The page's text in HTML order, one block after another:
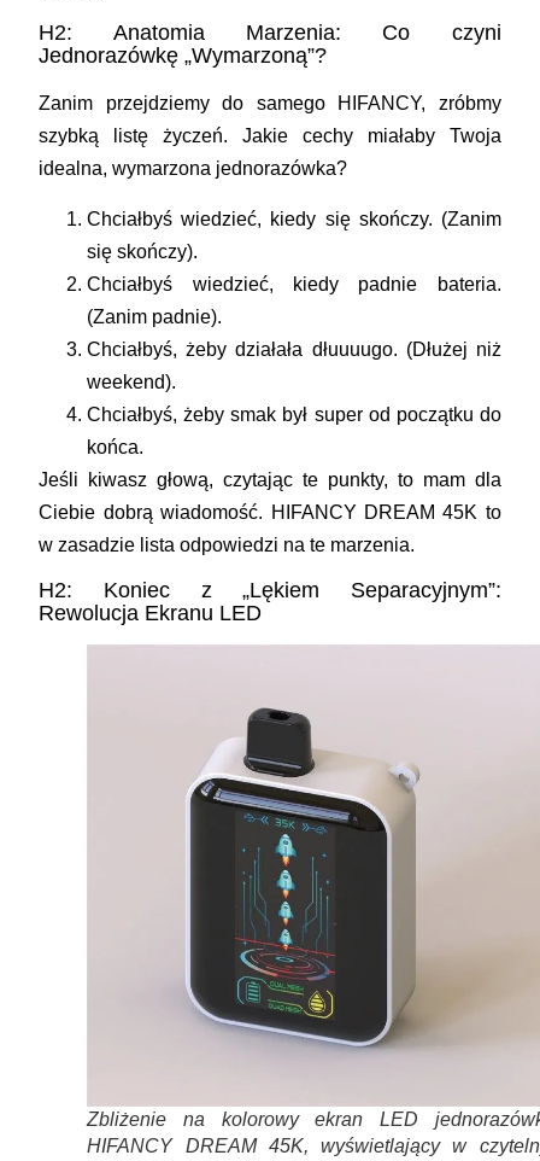
H2: Anatomia Marzenia: Co czyni
Jednorazówkę „Wymarzoną”?
Zanim przejdziemy do samego HIFANCY, zróbmy
szybką listę życzeń. Jakie cechy miałaby Twoja
idealna, wymarzona jednorazówka?
Chciałbyś wiedzieć, kiedy się skończy. (Zanim
się skończy).
Chciałbyś wiedzieć, kiedy padnie bateria.
(Zanim padnie).
Chciałbyś, żeby działała dłuuuugo. (Dłużej niż
weekend).
Chciałbyś, żeby smak był super od początku do
końca.
Jeśli kiwasz głową, czytając te punkty, to mam dla
Ciebie dobrą wiadomość. HIFANCY DREAM 45K to
w zasadzie lista odpowiedzi na te marzenia.
H2: Koniec z „Lękiem Separacyjnym”:
Rewolucja Ekranu LED
Zbliżenie na kolorowy ekran LED
HIFANCY DREAM 45K, wyświetlający w